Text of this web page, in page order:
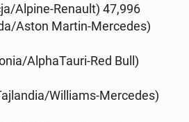
Alpine-Renault) 47,996
Aston Martin-Mer­ce­des)
Al­pha­Tau­ri-Red Bull)
Wil­liams-Mer­ce­des)